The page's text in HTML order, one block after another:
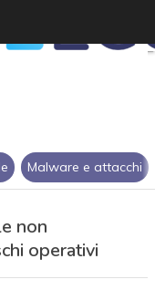
Malware e attacchi
non
operativi